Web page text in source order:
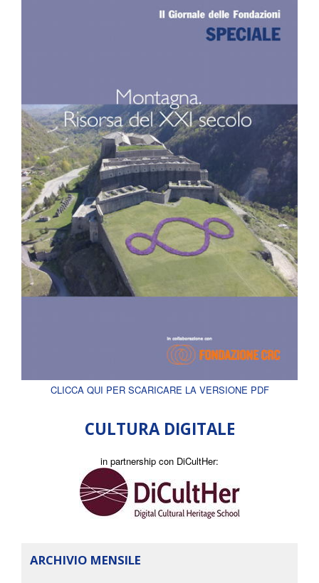
CLICCA QUI PER SCARICARE LA VERSIONE PDF
CULTURA DIGITALE
in partnership con DiCultHer:
ARCHIVIO MENSILE